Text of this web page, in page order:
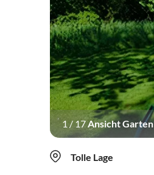
1 / 17Ansicht Garten
Tolle Lage